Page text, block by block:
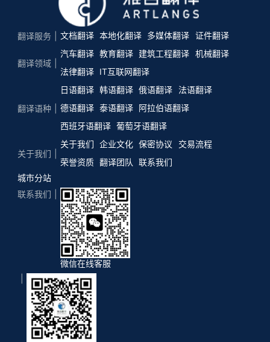
翻译服务 文档翻译 本地化翻译 多媒体翻译 证件翻译
翻译领域
汽车翻译 教育翻译 建筑工程翻译 机械翻译
法律翻译
IT互联网翻译
翻译语种
日语翻译 韩语翻译 俄语翻译
法语翻译
德语翻译 泰语翻译 阿拉伯语翻译
西班牙语翻译 葡萄牙语翻译
关于我们
关于我们 企业文化 保密协议
交易流程
荣誉资质 翻译团队
联系我们
城市分站
联系我们
微信在线客服